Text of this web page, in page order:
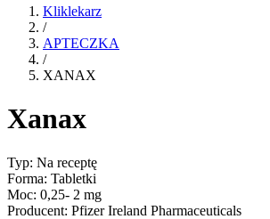
Kliklekarz
/
APTECZKA
/
XANAX
Xanax
Typ: Na receptę
Forma: Tabletki
Moc: 0,25- 2 mg
Producent: Pfizer Ireland Pharmaceuticals